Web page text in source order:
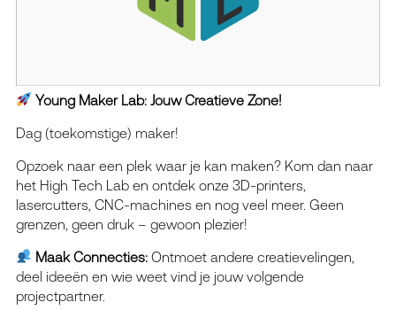
Young Maker Lab: Jouw Creatieve Zone!
Dag (toekomstige) maker!
Opzoek naar een plek waar je kan maken? Kom dan naar
het High Tech Lab en ontdek onze 3D-printers,
lasercutters, CNC-machines en nog veel meer. Geen
grenzen, geen druk – gewoon plezier!
Maak Connecties: Ontmoet andere creatievelingen,
deel ideeën en wie weet vind je jouw volgende
projectpartner.